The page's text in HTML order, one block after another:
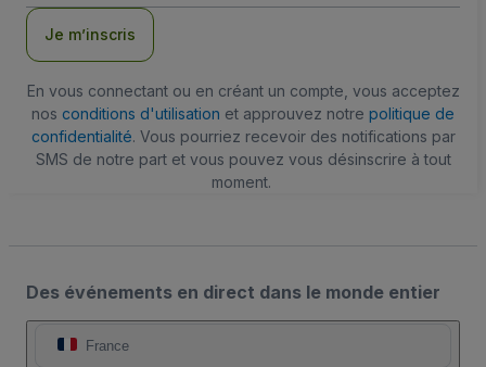
Je m’inscris
En vous connectant ou en créant un compte, vous acceptez
nos conditions d'utilisation et approuvez notre politique de
confidentialité. Vous pourriez recevoir des notifications par
SMS de notre part et vous pouvez vous désinscrire à tout
moment.
Des événements en direct dans le monde entier
France